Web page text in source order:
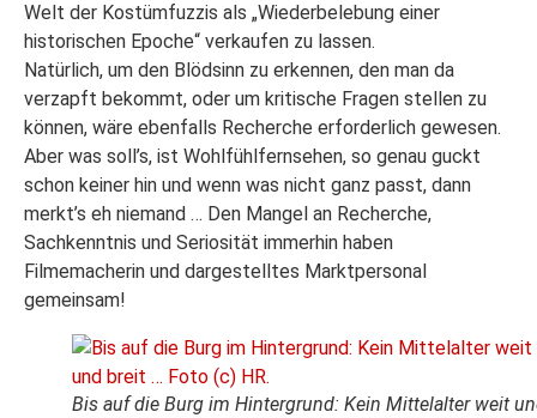
Welt der Kostümfuzzis als „Wiederbelebung einer
historischen Epoche“ verkaufen zu lassen.
Natürlich, um den Blödsinn zu erkennen, den man da
verzapft bekommt, oder um kritische Fragen stellen zu
können, wäre ebenfalls Recherche erforderlich gewesen.
Aber was soll’s, ist Wohlfühlfernsehen, so genau guckt
schon keiner hin und wenn was nicht ganz passt, dann
merkt’s eh niemand … Den Mangel an Recherche,
Sachkenntnis und Seriosität immerhin haben
Filmemacherin und dargestelltes Marktpersonal
gemeinsam!
Bis auf die Burg im Hintergrund: Kein Mittelalter weit